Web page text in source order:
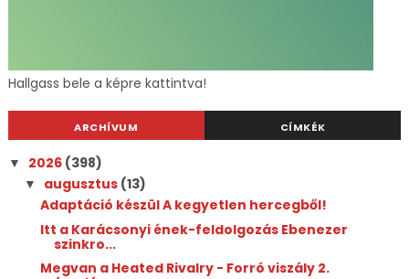
Hallgass bele a képre kattintva!
ARCHÍVUM CÍMKÉK
▼ 2026 (398)
▼ augusztus (13)
Adaptáció készül A kegyetlen hercegből!
Itt a Karácsonyi ének-feldolgozás Ebenezer
szinkro...
Megvan a Heated Rivalry - Forró viszály 2.